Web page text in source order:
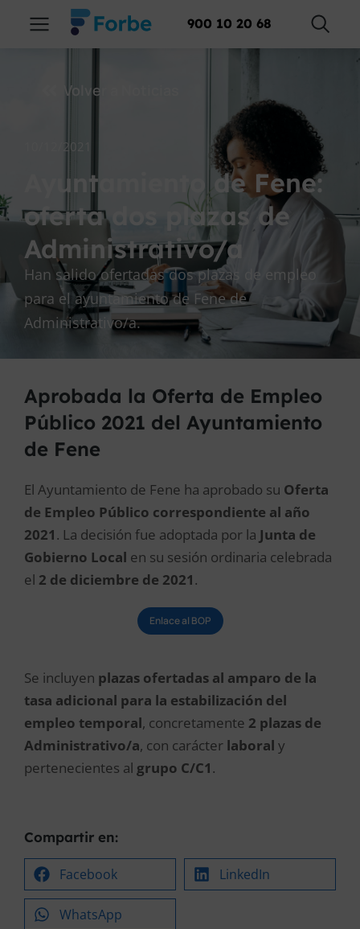
900 10 20 68
Volver a Noticias
10/12/2021
Ayuntamiento de Fene:
oferta dos plazas de
Administrativo/a
Han salido ofertadas dos plazas de empleo
para el ayuntamiento de Fene de
Administrativo/a.
Aprobada la Oferta de Empleo
Público 2021 del Ayuntamiento
de Fene
El Ayuntamiento de Fene ha aprobado su Oferta
de Empleo Público correspondiente al año
2021. La decisión fue adoptada por la Junta de
Gobierno Local en su sesión ordinaria celebrada
el 2 de diciembre de 2021.
Enlace al BOP
Se incluyen plazas ofertadas al amparo de la
tasa adicional para la estabilización del
empleo temporal, concretamente 2 plazas de
Administrativo/a, con carácter laboral y
pertenecientes al grupo C/C1.
Compartir en:
Facebook LinkedIn
WhatsApp